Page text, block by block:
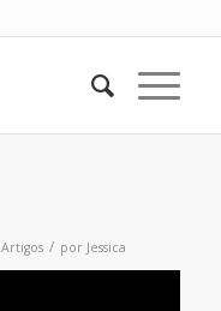
Artigos / por Jessica